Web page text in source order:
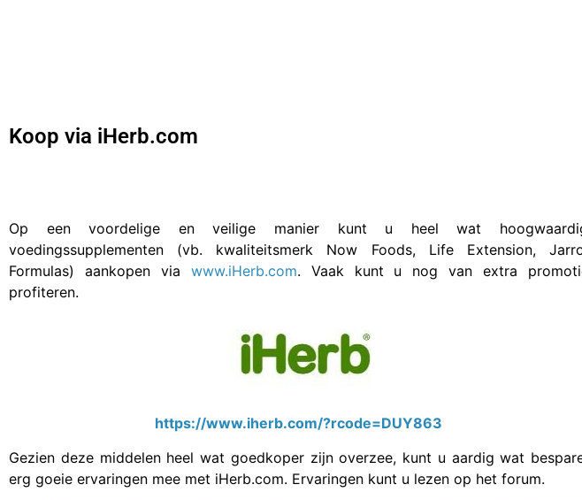
Koop via iHerb.com
Op een voordelige en veilige manier kunt u heel wat
voedingssupplementen (vb. kwaliteitsmerk Now Foods, Life Extension,
Formulas) aankopen via www.iHerb.com. Vaak kunt u nog van extra
profiteren.
https://www.iherb.com/?rcode=DUY863
Gezien deze middelen heel wat goedkoper zijn overzee, kunt u aardig wat
erg goeie ervaringen mee met iHerb.com. Ervaringen kunt u lezen op het forum.